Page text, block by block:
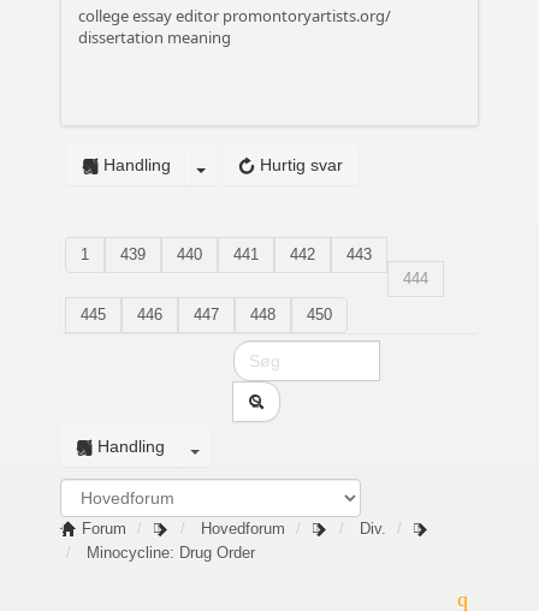
college essay editor promontoryartists.org/
dissertation meaning
Hurtig svar
Handling
1 439 440 441 442
443
444
445
446 447 448 450
Handling
Forum Hovedforum
Div.
Minocycline: Drug Order